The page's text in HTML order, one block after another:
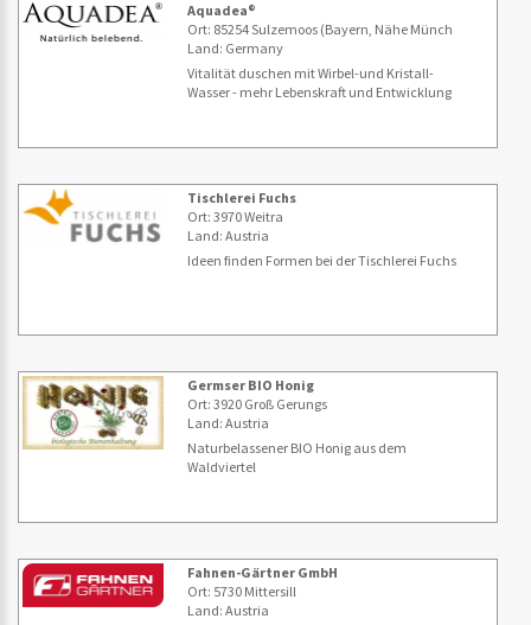
Aquadea®
Ort: 85254 Sulzemoos (Bayern, Nähe Münch
Land: Germany
Vitalität duschen mit Wirbel-und Kristall-
Wasser - mehr Lebenskraft und Entwicklung
Tischlerei Fuchs
Ort: 3970 Weitra
Land: Austria
Ideen finden Formen bei der Tischlerei Fuchs
Germser BIO Honig
Ort: 3920 Groß Gerungs
Land: Austria
Naturbelassener BIO Honig aus dem
Waldviertel
Fahnen-Gärtner GmbH
Ort: 5730 Mittersill
Land: Austria